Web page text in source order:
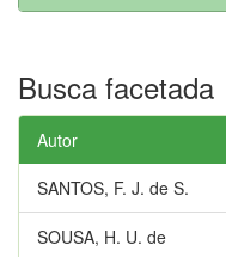
Busca facetada
Autor
SANTOS, F. J. de S.
SOUSA, H. U. de